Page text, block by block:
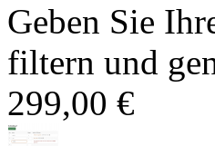
Geben Sie
filtern und
299,00 €